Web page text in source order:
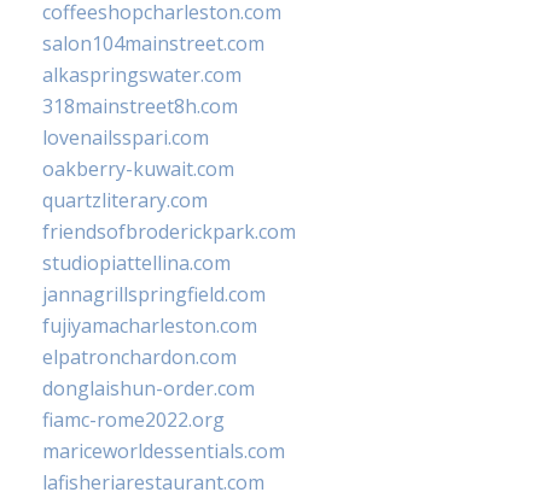
coffeeshopcharleston.com
salon104mainstreet.com
alkaspringswater.com
318mainstreet8h.com
lovenailsspari.com
oakberry-kuwait.com
quartzliterary.com
friendsofbroderickpark.com
studiopiattellina.com
jannagrillspringfield.com
fujiyamacharleston.com
elpatronchardon.com
donglaishun-order.com
fiamc-rome2022.org
mariceworldessentials.com
lafisheriarestaurant.com